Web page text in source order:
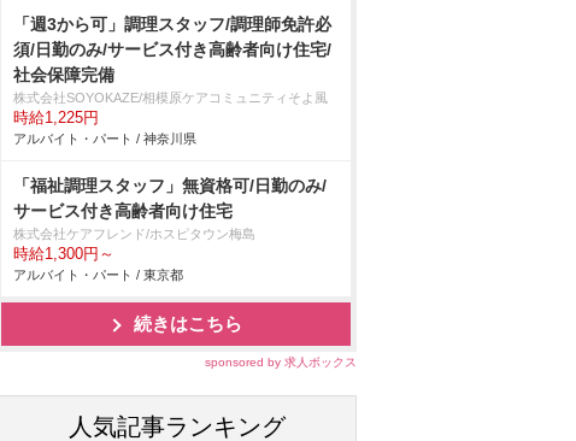
「週3から可」調理スタッフ/調理師免許必
須/日勤のみ/サービス付き高齢者向け住宅/
社会保障完備
株式会社SOYOKAZE/相模原ケアコミュニティそよ風
時給1,225円
アルバイト・パート / 神奈川県
「福祉調理スタッフ」無資格可/日勤のみ/
サービス付き高齢者向け住宅
株式会社ケアフレンド/ホスピタウン梅島
時給1,300円～
アルバイト・パート / 東京都
続きはこちら
sponsored by 求人ボックス
人気記事ランキング